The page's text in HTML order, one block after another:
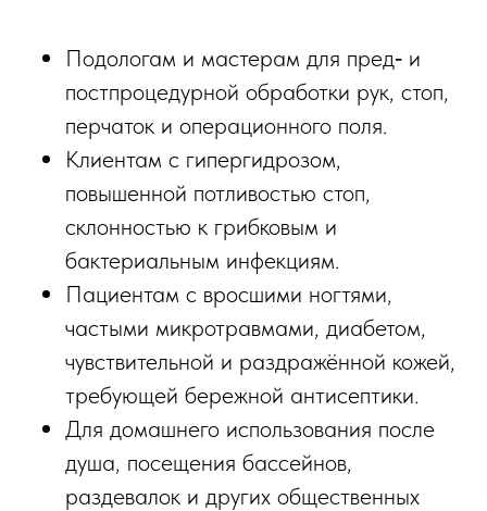
Подологам и мастерам для пред‑ и
постпроцедурной обработки рук, стоп,
перчаток и операционного поля.​
Клиентам с гипергидрозом,
повышенной потливостью стоп,
склонностью к грибковым и
бактериальным инфекциям.​
Пациентам с вросшими ногтями,
частыми микротравмами, диабетом,
чувствительной и раздражённой кожей,
требующей бережной антисептики.​
Для домашнего использования после
душа, посещения бассейнов,
раздевалок и других общественных